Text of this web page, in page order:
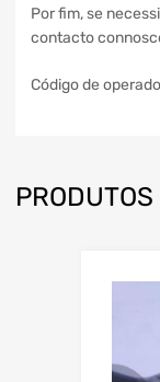
Por fim, se
contacto
Código de